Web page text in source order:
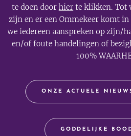
te doen door hier te klikken. Tot
zijn en er een Ommekeer komt in
we iedereen aanspreken op zijn/
en/of foute handelingen of
100%
ONZE ACTUELE
GODDELIJKE